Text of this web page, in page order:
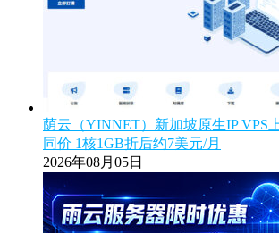
荫云（YINNET）新加坡原生IP VPS
同价 1核1GB折后约7美元/月
2026年08月05日